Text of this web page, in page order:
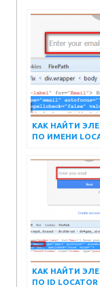
КАК НАЙТИ
ПО ИМЕНИ
КАК НАЙТИ
ПО ID LOCATOR